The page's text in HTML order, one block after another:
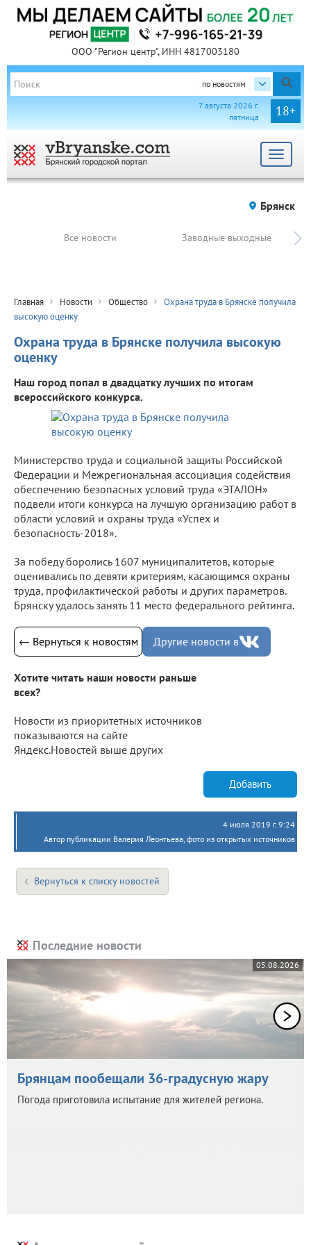
ООО "Регион центр", ИНН 4817003180
по новостям
18+
7 августа 2026 г.
пятница
Toggle
Брянск
Все новости Заводные выходные
Главная Новости Общество
Охрана труда в Брянске получила
высокую оценку
Охрана труда в Брянске получила высокую
оценку
Наш город попал в двадцатку лучших по итогам
всероссийского конкурса.
Министерство труда и социальной защиты Российской
Федерации и Межрегиональная ассоциация содействия
обеспечению безопасных условий труда «ЭТАЛОН»
подвели итоги конкурса на лучшую организацию работ в
области условий и охраны труда «Успех и
безопасность-2018».
За победу боролись 1607 муниципалитетов, которые
оценивались по девяти критериям, касающимся охраны
труда, профилактической работы и других параметров.
Брянску удалось занять 11 место федерального рейтинга.
← Вернуться к новостям Другие новости в
Хотите читать наши новости раньше
всех?
Новости из приоритетных источников
показываются на сайте
Яндекс.Новостей выше других
Добавить
4 июля 2019 г. 9:24
Автор публикации Валерия Леонтьева, фото из открытых источников
Вернуться к списку новостей
Последние новости
05.08.2026
Брянцам пообещали 36-градусную жару
Погода приготовила испытание для жителей региона.